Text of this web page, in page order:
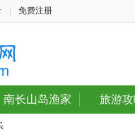
免费注册
南长山岛渔家 旅游